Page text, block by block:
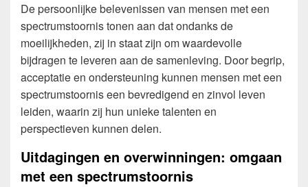
De persoonlijke belevenissen van mensen met een
spectrumstoornis tonen aan dat ondanks de
moeilijkheden, zij in staat zijn om waardevolle
bijdragen te leveren aan de samenleving. Door begrip,
acceptatie en ondersteuning kunnen mensen met een
spectrumstoornis een bevredigend en zinvol leven
leiden, waarin zij hun unieke talenten en
perspectieven kunnen delen.
Uitdagingen en overwinningen: omgaan
met een spectrumstoornis